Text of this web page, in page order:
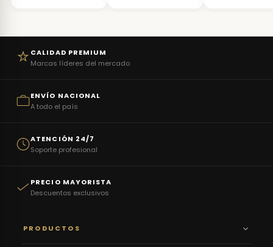
CALIDAD PREMIUM
Marcas líderes del mercado
ENVÍO NACIONAL
A todo el país
ATENCIÓN 24/7
Soporte profesional
PRECIO MAYORISTA
Descuentos exclusivos
PRODUCTOS